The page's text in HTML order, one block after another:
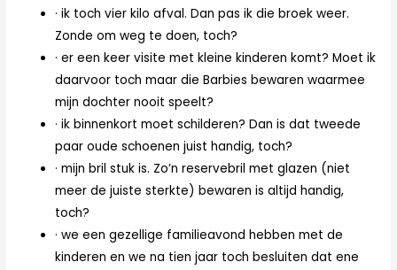
· ik toch vier kilo afval. Dan pas ik die broek weer.
Zonde om weg te doen, toch?
· er een keer visite met kleine kinderen komt? Moet ik
daarvoor toch maar die Barbies bewaren waarmee
mijn dochter nooit speelt?
· ik binnenkort moet schilderen? Dan is dat tweede
paar oude schoenen juist handig, toch?
· mijn bril stuk is. Zo’n reservebril met glazen (niet
meer de juiste sterkte) bewaren is altijd handig,
toch?
· we een gezellige familieavond hebben met de
kinderen en we na tien jaar toch besluiten dat ene